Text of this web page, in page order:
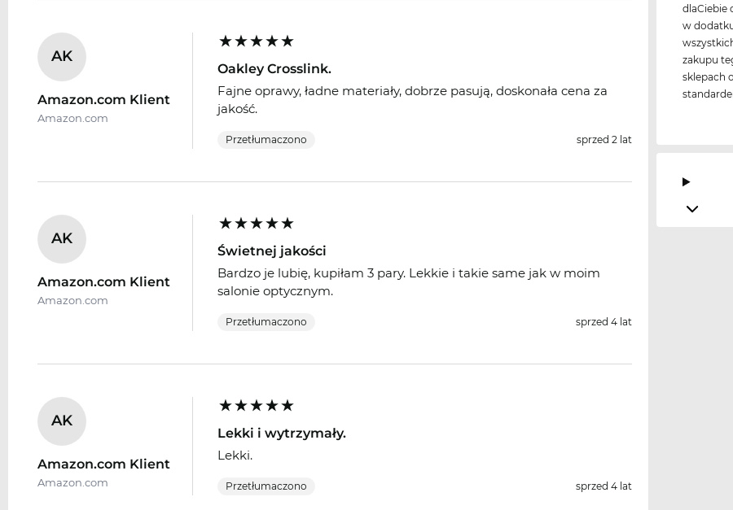
AK
Amazon.com Klient
Amazon.com
Oakley Crosslink.
Fajne oprawy, ładne materiały, dobrze pasują, doskonała cena za
jakość.
Przetłumaczono sprzed 2 lat
AK
Amazon.com Klient
Amazon.com
Świetnej jakości
Bardzo je lubię, kupiłam 3 pary. Lekkie i takie same jak w moim
salonie optycznym.
Przetłumaczono sprzed 4 lat
AK
Amazon.com Klient
Amazon.com
Lekki i wytrzymały.
Lekki.
Przetłumaczono sprzed 4 lat
dlaCiebie
w
zakupu
sklepach